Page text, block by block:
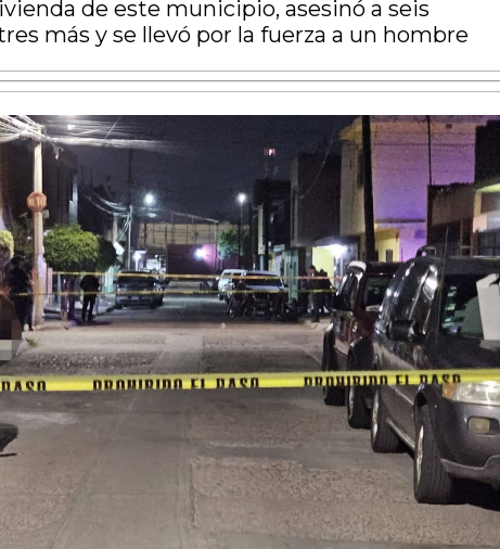
de este municipio, asesinó a seis
más y se llevó por la fuerza a un hombre